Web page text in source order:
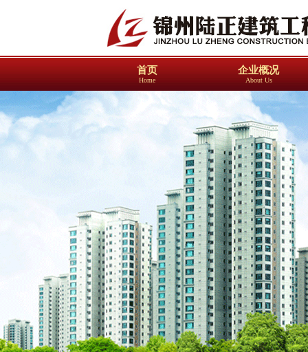
首页
Home
企业概况
About Us